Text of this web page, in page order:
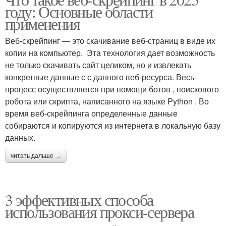
Основные источники Основные применения
году: Основные области
применения
Веб-скрейпинг — это скачивание веб-страниц в виде их
копии на компьютер. Эта технология дает возможность
не только скачивать сайт целиком, но и извлекать
конкретные данные с с данного веб-ресурса. Весь
процесс осуществляется при помощи ботов , поискового
робота или скрипта, написанного на языке Python . Во
время веб-скрейпинга определенные данные
собираются и копируются из интернета в локальную базу
данных.
читать дальше →
3 эффективных способа
использования прокси-сервера